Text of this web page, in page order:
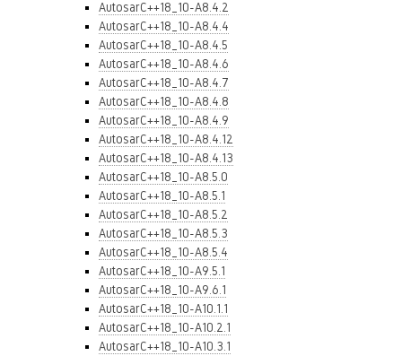
AutosarC++18_10-A8.4.2
AutosarC++18_10-A8.4.4
AutosarC++18_10-A8.4.5
AutosarC++18_10-A8.4.6
AutosarC++18_10-A8.4.7
AutosarC++18_10-A8.4.8
AutosarC++18_10-A8.4.9
AutosarC++18_10-A8.4.12
AutosarC++18_10-A8.4.13
AutosarC++18_10-A8.5.0
AutosarC++18_10-A8.5.1
AutosarC++18_10-A8.5.2
AutosarC++18_10-A8.5.3
AutosarC++18_10-A8.5.4
AutosarC++18_10-A9.5.1
AutosarC++18_10-A9.6.1
AutosarC++18_10-A10.1.1
AutosarC++18_10-A10.2.1
AutosarC++18_10-A10.3.1